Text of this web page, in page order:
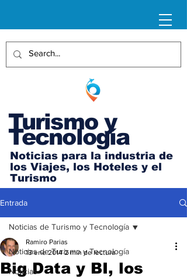
Turismo y
Tecnología
Noticias para la industria de
los Viajes, los Hoteles y el
Turismo
Entrada
Noticias de Turismo y Tecnología
Noticias
Noticias de Turismo y Tecnología
Big Data y BI, los
Ramiro Parias
13 ene 2014 2 min de lectura